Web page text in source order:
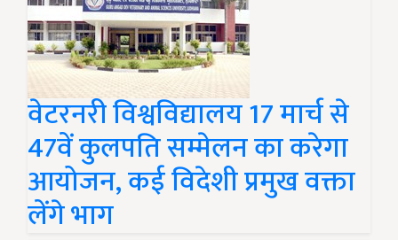
वेटरनरी विश्वविद्यालय 17 मार्च से
47वें कुलपति सम्मेलन का करेगा
आयोजन, कई विदेशी प्रमुख वक्ता
लेंगे भाग